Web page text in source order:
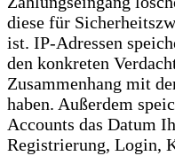
diese für
ist. IP-Adressen
den konkreten
Zusammenhang mit
haben. Außerdem
Accounts das Datum
Registrierung, Login,